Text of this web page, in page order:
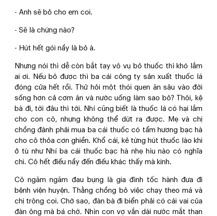
- Anh sẽ bỏ cho em coi.
- Sẽ là chừng nào?
- Hút hết gói nầy là bỏ à.
Nhưng nói thì dễ còn bắt tay vô vụ bỏ thuốc thì khó lắm
ai ơi. Nếu bỏ được thì ba cái công ty sản xuất thuốc lá
đóng cửa hết rồi. Thử hỏi một thói quen ăn sâu vào đời
sống hơn cả cơm ăn và nước uống làm sao bỏ? Thôi, kệ
bà đi, tới đâu thì tới. Nhí cũng biết là thuốc lá có hại lắm
cho con cô, nhưng không thể dứt ra được. Mẹ và chị
chồng đành phải mua ba cái thuốc có tẩm hương bạc hà
cho cô thỏa cơn ghiền. Khổ cái, kẻ từng hút thuốc lào khi
ở tù như Nhí ba cái thuốc bạc hà nhẹ hìu nào có nghĩa
chi. Cô hết điếu nầy đến điếu khác thấy mà kinh.
Cô ngăm ngăm đau bụng là gia đình tốc hành đưa đi
bệnh viện huyện. Thằng chồng bỏ việc chạy theo má và
chị trông coi. Chớ sao, đàn bà đi biển phải có cái vai của
đàn ông mà bá chớ. Nhìn con vợ vắn dài nước mắt than